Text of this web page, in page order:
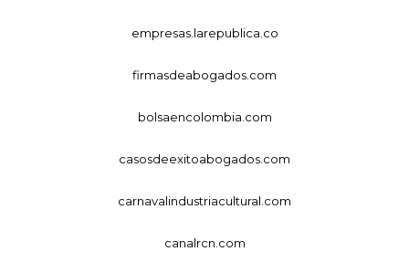
empresas.larepublica.co
firmasdeabogados.com
bolsaencolombia.com
casosdeexitoabogados.com
carnavalindustriacultural.com
canalrcn.com